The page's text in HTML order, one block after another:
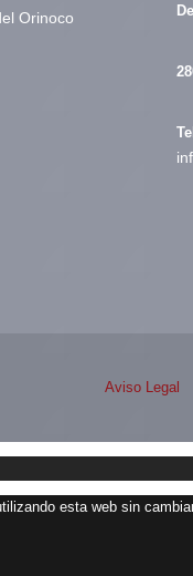
Orinoco
Aviso Legal
esta web sin